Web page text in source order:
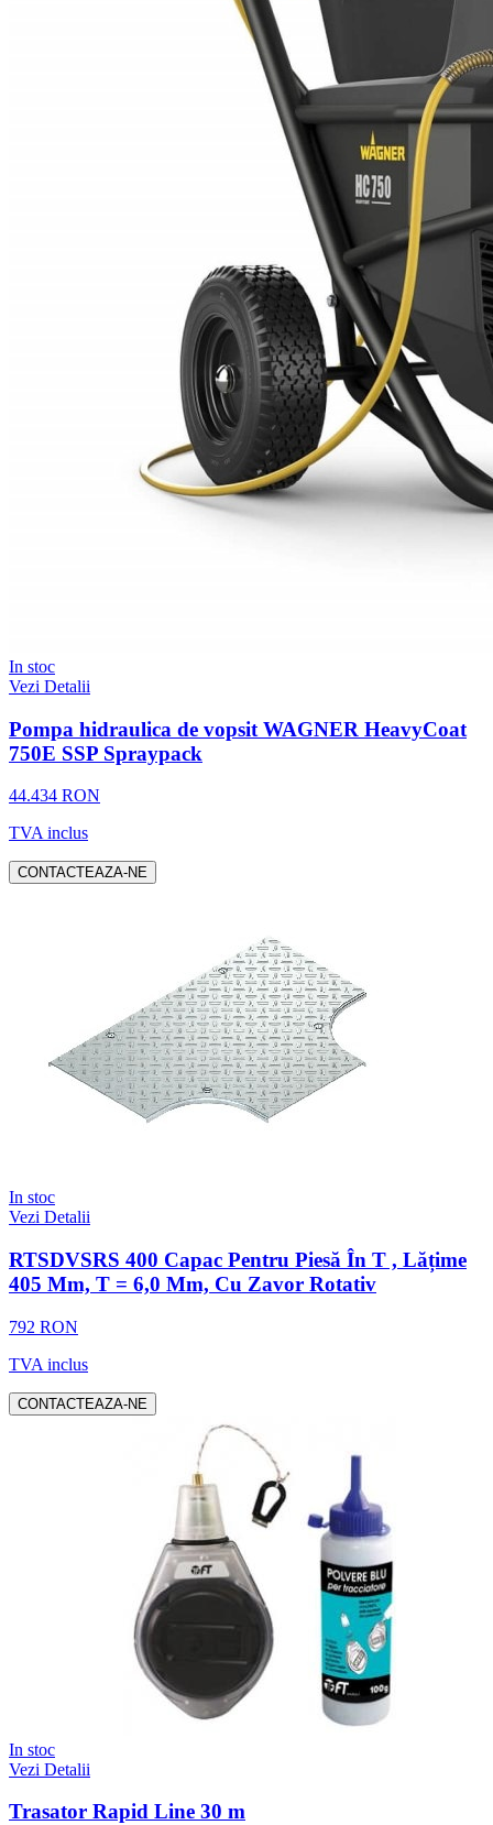
In stoc
Vezi Detalii
Pompa hidraulica de vopsit WAGNER HeavyCoat
750E SSP Spraypack
44.434 RON
TVA inclus
CONTACTEAZA-NE
In stoc
Vezi Detalii
RTSDVSRS 400 Capac Pentru Piesă În T , Lățime
405 Mm, T = 6,0 Mm, Cu Zavor Rotativ
792 RON
TVA inclus
CONTACTEAZA-NE
In stoc
Vezi Detalii
Trasator Rapid Line 30 m